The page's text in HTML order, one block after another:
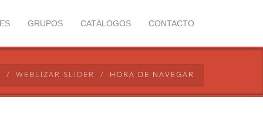
GRUPOS CATÁLOGOS CONTACTO
WEBLIZAR SLIDER HORA DE NAVEGAR